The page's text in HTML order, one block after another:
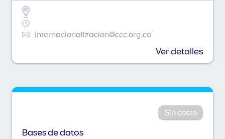
internacionalizacion@ccc.org.co
Ver detalles
Sin costo
Bases de datos